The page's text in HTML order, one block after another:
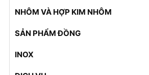
Thép S45C
Thép 2316
Ống đúc
Thép SKD11
NHÔM VÀ HỢP KIM NHÔM
Nhôm A1050
Nhôm A5052
SẢN PHẨM ĐỒNG
Đồng tấm
Đồng tấm
INOX
Inox 201